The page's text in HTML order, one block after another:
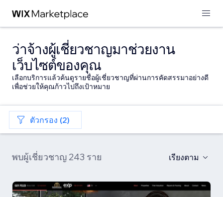
ว่าจ้างผู้เชี่ยวชาญมาช่วยงาน
เว็บไซต์ของคุณ
เลือกบริการแล้วค้นดูรายชื่อผู้เชี่ยวชาญที่ผ่านการคัดสรรมาอย่างดี
เพื่อช่วยให้คุณก้าวไปถึงเป้าหมาย
ตัวกรอง (2)
พบผู้เชี่ยวชาญ 243 ราย เรียงตาม